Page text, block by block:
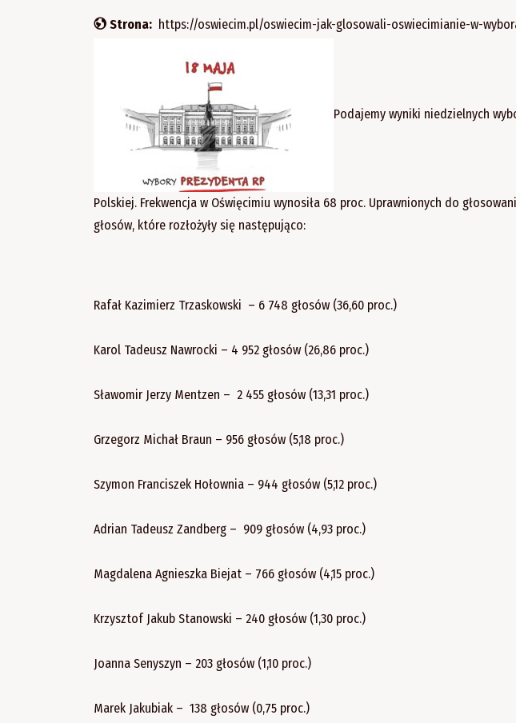
Strona: https://oswiecim.pl/oswiecim-jak-glosowali-oswiecimianie-w-
Podajemy wyniki niedzielnych
Polskiej. Frekwencja w Oświęcimiu wynosiła 68 proc. Uprawnionych do
głosów, które rozłożyły się następująco:
Rafał Kazimierz Trzaskowski – 6 748 głosów (36,60 proc.)
Karol Tadeusz Nawrocki – 4 952 głosów (26,86 proc.)
Sławomir Jerzy Mentzen – 2 455 głosów (13,31 proc.)
Grzegorz Michał Braun – 956 głosów (5,18 proc.)
Szymon Franciszek Hołownia – 944 głosów (5,12 proc.)
Adrian Tadeusz Zandberg – 909 głosów (4,93 proc.)
Magdalena Agnieszka Biejat – 766 głosów (4,15 proc.)
Krzysztof Jakub Stanowski – 240 głosów (1,30 proc.)
Joanna Senyszyn – 203 głosów (1,10 proc.)
Marek Jakubiak – 138 głosów (0,75 proc.)